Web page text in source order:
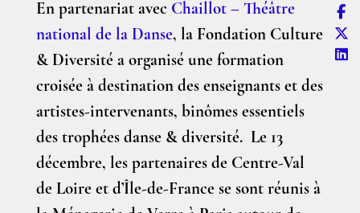
En partenariat avec Chaillot – Théâtre
national de la Danse, la Fondation Culture
& Diversité a organisé une formation
croisée à destination des enseignants et des
artistes-intervenants, binômes essentiels
des trophées danse & diversité. Le 13
décembre, les partenaires de Centre-Val
de Loire et d’Île-de-France se sont réunis à